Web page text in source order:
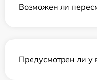
Возможен ли
Предусмотрен ли у